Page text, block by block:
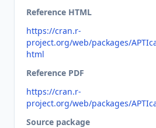
Reference HTML
https://cran.r-
project.org/web/packages/
html
Reference PDF
https://cran.r-
project.org/web/packages/
Source package